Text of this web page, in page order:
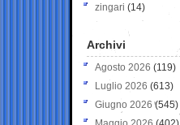
zingari (14)
Archivi
Agosto 2026 (119)
Luglio 2026 (613)
Giugno 2026 (545)